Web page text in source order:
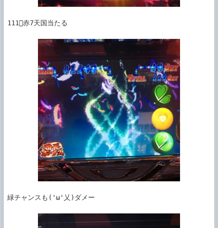
111赤7天国当たる
緑チャンスも('ω'乂)ダメー